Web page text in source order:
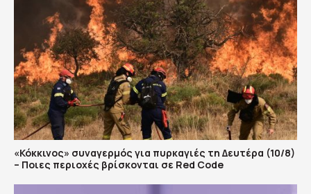
«Κόκκινος» συναγερμός για πυρκαγιές τη Δευτέρα (10/8)
– Ποιες περιοχές βρίσκονται σε Red Code